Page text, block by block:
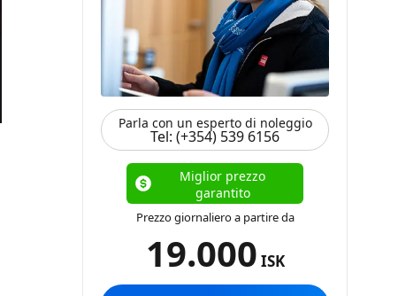
Parla con un esperto di noleggio
Tel: (+354) 539 6156
Miglior prezzo
garantito
Prezzo giornaliero a partire da
19.000 ISK